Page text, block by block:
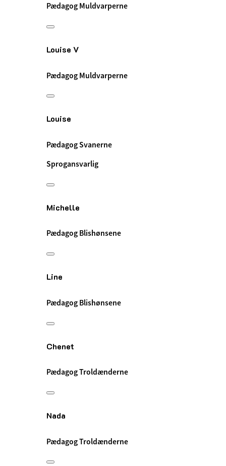
Pædagog Muldvarperne
Louise V
Pædagog Muldvarperne
Louise
Pædagog Svanerne
Sprogansvarlig
Michelle
Pædagog Blishønsene
Line
Pædagog Blishønsene
Chenet
Pædagog Troldænderne
Nada
Pædagog Troldænderne